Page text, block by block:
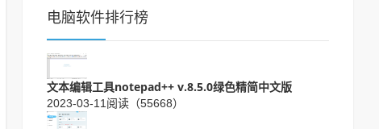
电脑软件排行榜
文本编辑工具notepad++ v.8.5.0绿色精简中文版
2023-03-11 阅读（55668）